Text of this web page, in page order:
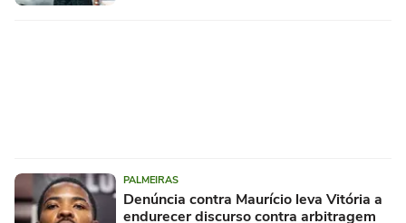
PALMEIRAS
Denúncia contra Maurício leva Vitória a
endurecer discurso contra arbitragem